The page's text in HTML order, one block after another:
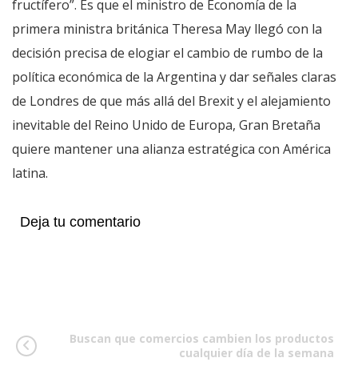
fructífero”. Es que el ministro de Economía de la
primera ministra británica Theresa May llegó con la
decisión precisa de elogiar el cambio de rumbo de la
política económica de la Argentina y dar señales claras
de Londres de que más allá del Brexit y el alejamiento
inevitable del Reino Unido de Europa, Gran Bretaña
quiere mantener una alianza estratégica con América
latina.
Deja tu comentario
Buscan que comercios cambien los productos
cualquier día de la semana